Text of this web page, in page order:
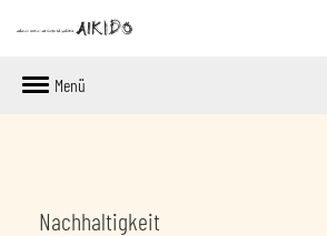
Menü
Nachhaltigkeit